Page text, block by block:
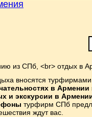
вносятся
в Армении
и экскурсии в
турфирм СПб
ждут вас.